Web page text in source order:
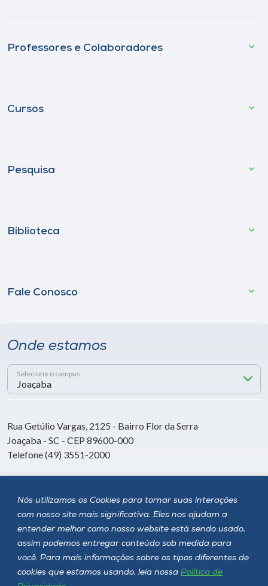
Nós utilizamos os Cookies para tornar suas interações
com nosso site mais significativa. Eles nos ajudam a
entender melhor como nosso website está sendo usado,
assim podemos entregar conteúdo sob medida para
você. Para mais informações sobre os tipos diferentes de
cookies que estamos usando, leia nossa Política de
Professores e Colaboradores
Cursos
Pesquisa
Biblioteca
Fale Conosco
Onde estamos
Selecione o campus
Rua Getúlio Vargas, 2125 - Bairro Flor da Serra
Joaçaba - SC - CEP 89600-000
Telefone (49) 3551-2000
Siga a Unoesc